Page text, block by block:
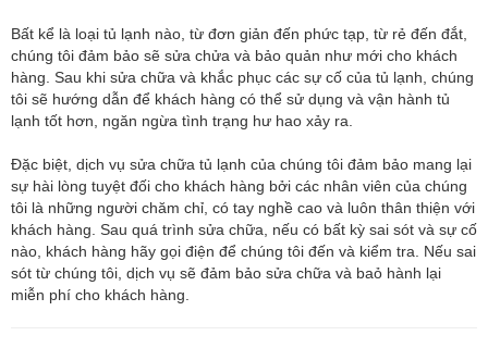
Bất kể là loại tủ lạnh nào, từ đơn giản đến phức tạp, từ rẻ đến đắt,
chúng tôi đảm bảo sẽ sửa chửa và bảo quản như mới cho khách
hàng. Sau khi sửa chữa và khắc phục các sự cố của tủ lạnh, chúng
tôi sẽ hướng dẫn để khách hàng có thể sử dụng và vận hành tủ
lạnh tốt hơn, ngăn ngừa tình trạng hư hao xảy ra.
Đặc biệt, dịch vụ sửa chữa tủ lạnh của chúng tôi đảm bảo mang lại
sự hài lòng tuyệt đối cho khách hàng bởi các nhân viên của chúng
tôi là những người chăm chỉ, có tay nghề cao và luôn thân thiện với
khách hàng. Sau quá trình sửa chữa, nếu có bất kỳ sai sót và sự cố
nào, khách hàng hãy gọi điện để chúng tôi đến và kiểm tra. Nếu sai
sót từ chúng tôi, dịch vụ sẽ đảm bảo sửa chữa và baỏ hành lại
miễn phí cho khách hàng.